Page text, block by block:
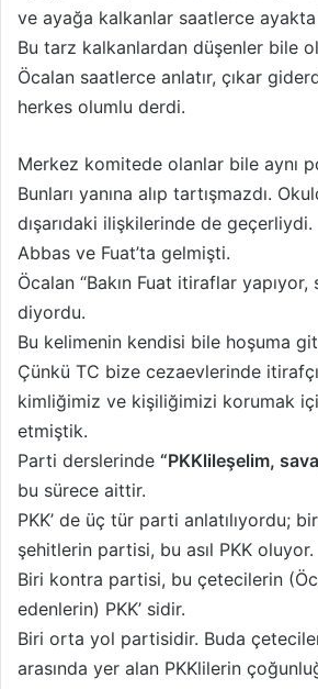
ve ayağa kalkanlar saatlerce ayakta
Bu tarz kalkanlardan düşenler bile
Öcalan saatlerce anlatır, çıkar
herkes olumlu derdi.
Merkez komitede olanlar bile aynı
Bunları yanına alıp tartışmazdı.
dışarıdaki ilişkilerinde de geçerliydi.
Abbas ve Fuat’ta gelmişti.
Öcalan “Bakın Fuat itiraflar yapıyor,
diyordu.
Bu kelimenin kendisi bile hoşuma
Çünkü TC bize cezaevlerinde
kimliğimiz ve kişiliğimizi korumak
etmiştik.
Parti derslerinde “PKKlileşelim,
bu sürece aittir.
PKK’ de üç tür parti anlatılıyordu;
şehitlerin partisi, bu asıl PKK oluyor.
Biri kontra partisi, bu çetecilerin
edenlerin) PKK’ sidir.
Biri orta yol partisidir. Buda
arasında yer alan PKKlilerin